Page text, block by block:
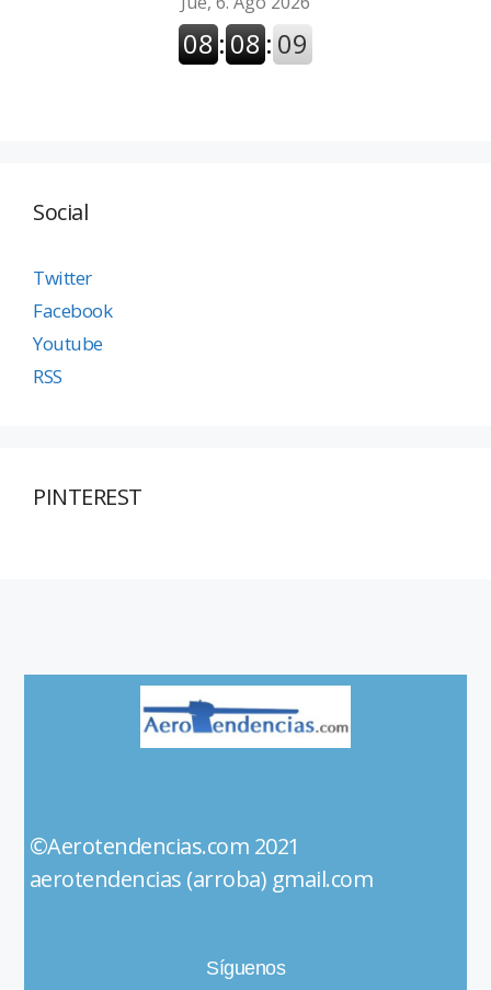
Social
Twitter
Facebook
Youtube
RSS
PINTEREST
©Aerotendencias.com 2021
aerotendencias (arroba) gmail.com
Síguenos